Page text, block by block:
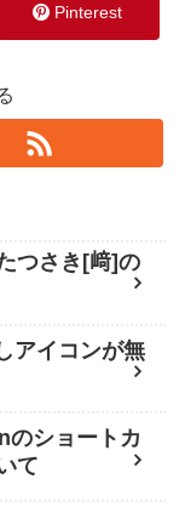
Pinterest
つさき[﨑]の
アイコンが無
のショートカ
て